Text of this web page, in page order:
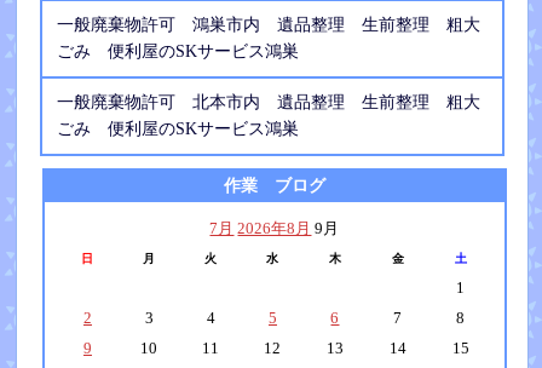
一般廃棄物許可 鴻巣市内 遺品整理 生前整理 粗大
ごみ 便利屋のSKサービス鴻巣
一般廃棄物許可 北本市内 遺品整理 生前整理 粗大
ごみ 便利屋のSKサービス鴻巣
作業 ブログ
7月 2026年8月 9月
日 月 火 水 木 金 土
1
2
3 4 5 6 7
8
9
10 11 12 13 14
15